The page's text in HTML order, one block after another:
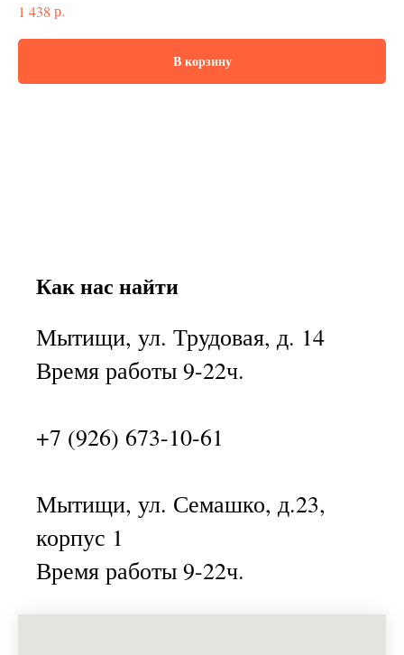
1 438 р.
В корзину
Как нас найти
Мытищи, ул. Трудовая, д. 14
Время работы 9-22ч.
+7 (926) 673-10-61
Мытищи, ул. Семашко, д.23,
корпус 1
Время работы 9-22ч.